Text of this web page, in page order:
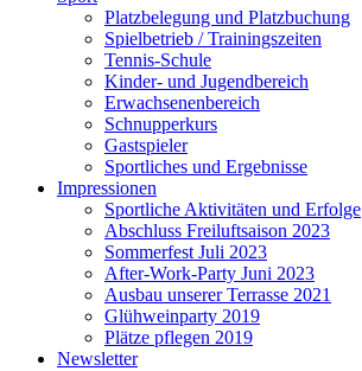
Platzbelegung und Platzbuchung
Spielbetrieb / Trainingszeiten
Tennis-Schule
Kinder- und Jugendbereich
Erwachsenenbereich
Schnupperkurs
Gastspieler
Sportliches und Ergebnisse
Impressionen
Sportliche Aktivitäten und Erfolge
Abschluss Freiluftsaison 2023
Sommerfest Juli 2023
After-Work-Party Juni 2023
Ausbau unserer Terrasse 2021
Glühweinparty 2019
Plätze pflegen 2019
Newsletter